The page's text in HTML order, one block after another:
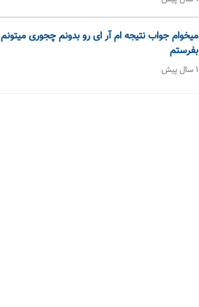
میخوام جواب نتیجه ام آر ای رو بدونم چجوری میتونم
بفرستم
1 سال پیش